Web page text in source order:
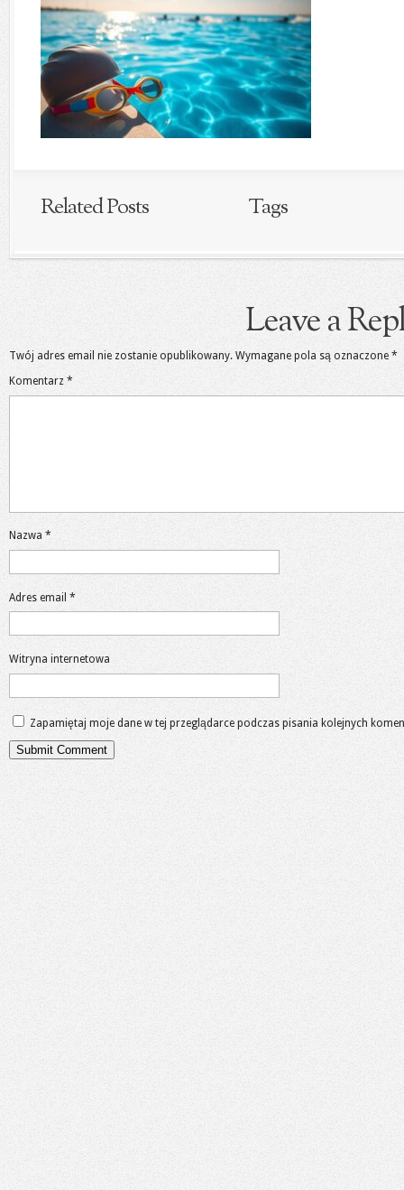
Related Posts Tags
Leave a
Twój adres email nie zostanie opublikowany. Wymagane pola są oznaczone *
Komentarz *
Nazwa *
Adres email *
Witryna internetowa
Zapamiętaj moje dane w tej przeglądarce podczas pisania kolejnych